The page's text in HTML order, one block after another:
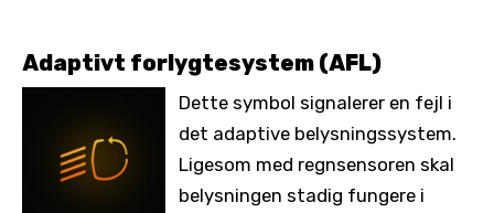
Adaptivt forlygtesystem (AFL)
Dette symbol signalerer en fejl i
det adaptive belysningssystem.
Ligesom med regnsensoren skal
belysningen stadig fungere i